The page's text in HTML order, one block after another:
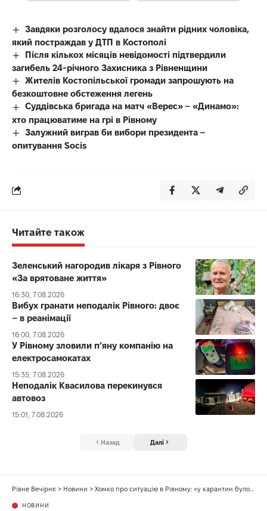
Завдяки розголосу вдалося знайти рідних чоловіка,
який постраждав у ДТП в Костополі
Після кількох місяців невідомості підтвердили
загибель 24-річного Захисника з Рівненщини
Жителів Костопільської громади запрошують на
безкоштовне обстеження легень
Суддівська бригада на матч «Верес» – «Динамо»:
хто працюватиме на грі в Рівному
Залужний виграв би вибори президента –
опитування Socis
Читайте також
Зеленський нагородив лікаря з Рівного
«За врятоване життя»
16:30, 7.08.2026
Вибух гранати неподалік Рівного: двоє
– в реанімації
16:00, 7.08.2026
У Рівному зловили п’яну компанію на
електросамокатах
15:35, 7.08.2026
Неподалік Квасилова перекинувся
автовоз
15:01, 7.08.2026
Назад Далі
Рівне Вечірнє > Новини > Хомко про ситуацію в Рівному: «у карантин було 200 хворих, відмінили – стало 400»
НОВИНИ